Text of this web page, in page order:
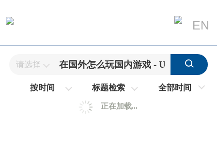
EN
请选择
按时间 标题检索 全部时间
正在加载...